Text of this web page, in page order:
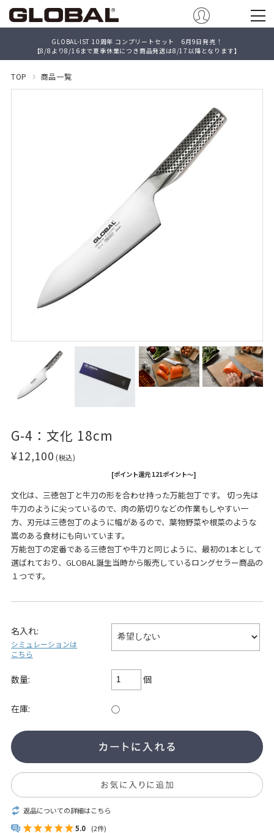
GLOBAL-IST 10周年 コンプリートセット 6月9日発売！
【8/8より8/16まで夏季休業につき商品発送は8/17以降となります】
TOP 商品一覧
G-4：文化 18cm
¥12,100 (税込)
[ポイント還元 121ポイント～]
文化は、三徳包丁と牛刀の形を合わせ持った万能包丁です。 切っ先は
牛刀のように尖っているので、肉の筋切りなどの作業もしやすい一
方、刃元は三徳包丁のように幅があるので、葉物野菜や根菜のような
嵩のある食材にも向いています。
万能包丁の定番である三徳包丁や牛刀と同じように、最初の1本として
選ばれており、GLOBAL誕生当時から販売しているロングセラー商品の
１つです。
名入れ:
シミュレーションは
こちら
数量: 個
在庫: ○
返品についての詳細はこちら
5.0
(2件)